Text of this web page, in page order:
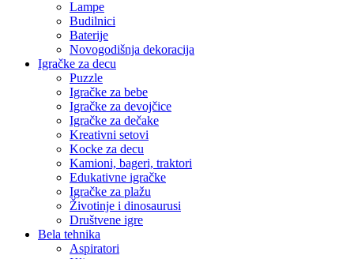
Lampe
Budilnici
Baterije
Novogodišnja dekoracija
Igračke za decu
Puzzle
Igračke za bebe
Igračke za devojčice
Igračke za dečake
Kreativni setovi
Kocke za decu
Kamioni, bageri, traktori
Edukativne igračke
Igračke za plažu
Životinje i dinosaurusi
Društvene igre
Bela tehnika
Aspiratori